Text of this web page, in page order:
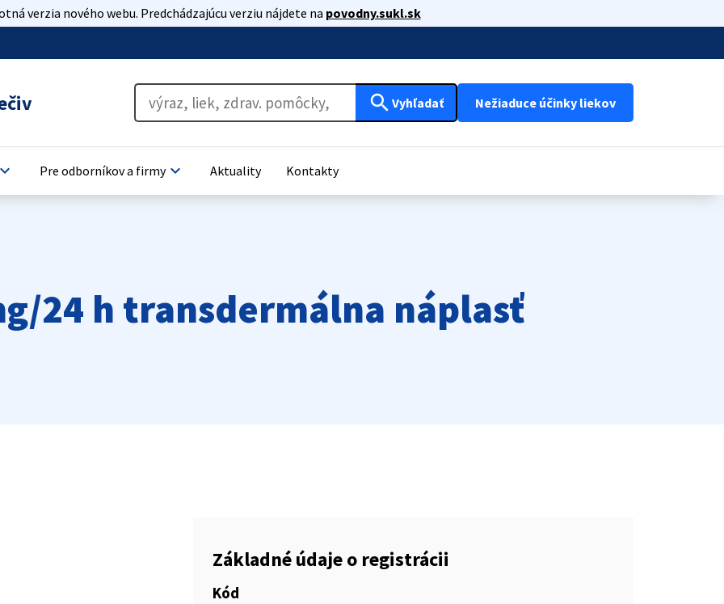
verzia nového webu. Predchádzajúcu verziu nájdete na povodny.sukl.sk
search Vyhľadať Nežiaduce účinky liekov
keyboard_arrow_down Pre odborníkov a firmykeyboard_arrow_down Aktuality Kontakty
24 h transdermálna náplasť
Základné údaje o registrácii
Kód